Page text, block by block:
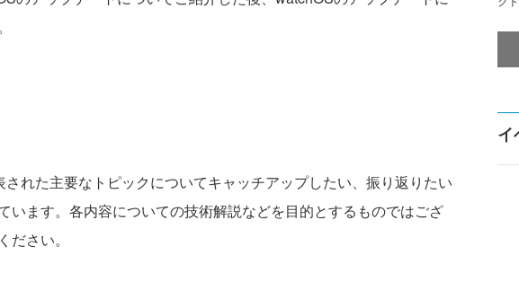
れた主要なトピックについてキャッチアップしたい、振り返りたい
います。各内容についての技術解説などを目的とするものではござ
ださい。
イ